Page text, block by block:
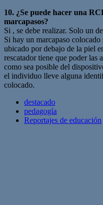
10. ¿Se puede hacer una
marcapasos?
Si , se debe realizar. Solo un
Si hay un marcapaso
ubicado por debajo de la piel
rescatador tiene que poder las
como sea posible del
el individuo lleve alguna
colocado.
destacado
pedagogía
Reportajes de educación